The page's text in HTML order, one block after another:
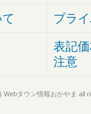
プラ
表記
注意
Webタウン情報おかやま all